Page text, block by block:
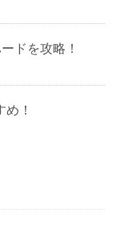
ドを攻略！
！